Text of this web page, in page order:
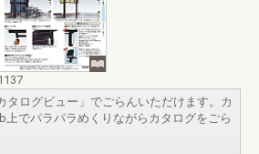
タログビュー」でごらんいただけます。カ
上でパラパラめくりながらカタログをごら